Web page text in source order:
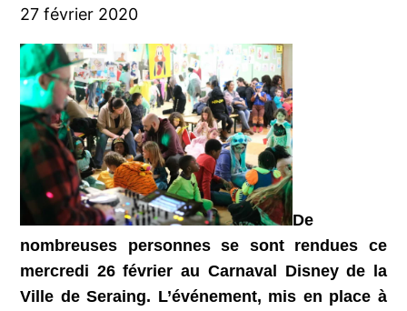
27 février 2020
De
nombreuses personnes se sont rendues ce
mercredi 26 février au Carnaval Disney de la
Ville de Seraing. L’événement, mis en place à